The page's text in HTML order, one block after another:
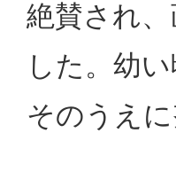
絶賛され
した。幼
そのうえ